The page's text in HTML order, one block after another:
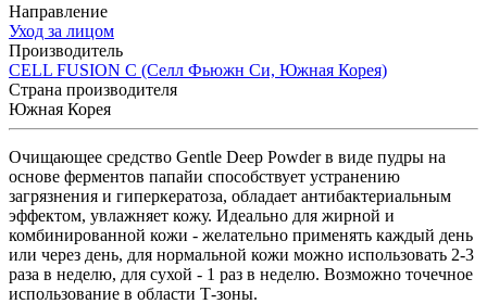
Направление
Уход за лицом
Производитель
CELL FUSION C (Селл Фьюжн Си, Южная Корея)
Страна производителя
Южная Корея
Очищающее средство Gentle Deep Powder в виде пудры на
основе ферментов папайи способствует устранению
загрязнения и гиперкератоза, обладает антибактериальным
эффектом, увлажняет кожу. Идеально для жирной и
комбинированной кожи - желательно применять каждый день
или через день, для нормальной кожи можно использовать 2-3
раза в неделю, для сухой - 1 раз в неделю. Возможно точечное
использование в области Т-зоны.